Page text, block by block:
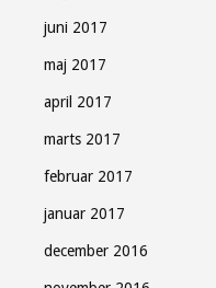
juni 2017
maj 2017
april 2017
marts 2017
februar 2017
januar 2017
december 2016